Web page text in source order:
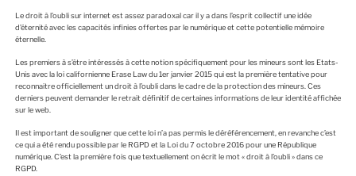
Le droit à l’oubli sur internet est assez paradoxal car il y a dans l’esprit collectif une idée
d’éternité avec les capacités infinies offertes par le numérique et cette potentielle mémoire
éternelle.
Les premiers à s’être intéressés à cette notion spécifiquement pour les mineurs sont les Etats-
Unis avec la loi californienne Erase Law du 1er janvier 2015 qui est la première tentative pour
reconnaitre officiellement un droit à l’oubli dans le cadre de la protection des mineurs. Ces
derniers peuvent demander le retrait définitif de certaines informations de leur identité affichée
sur le web.
Il est important de souligner que cette loi n’a pas permis le déréférencement, en revanche c’est
ce qui a été rendu possible par le RGPD et la Loi du 7 octobre 2016 pour une République
numérique. C’est la première fois que textuellement on écrit le mot « droit à l’oubli » dans ce
RGPD.